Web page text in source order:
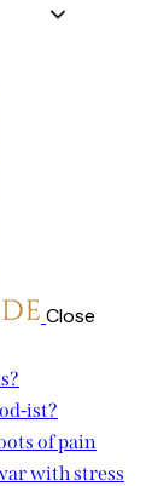
Close
ist?
of pain
with stress